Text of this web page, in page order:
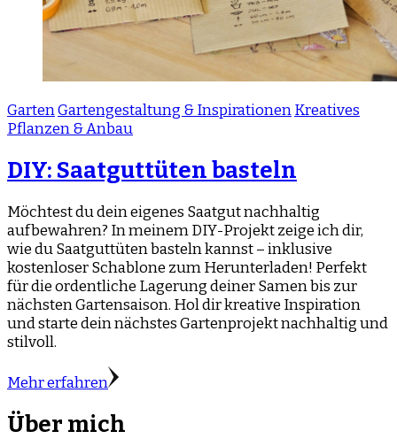
GartenGartengestaltung & InspirationenKreatives
Pflanzen & Anbau
DIY: Saatguttüten basteln
Möchtest du dein eigenes Saatgut nachhaltig
aufbewahren? In meinem DIY-Projekt zeige ich dir,
wie du Saatguttüten basteln kannst – inklusive
kostenloser Schablone zum Herunterladen! Perfekt
für die ordentliche Lagerung deiner Samen bis zur
nächsten Gartensaison. Hol dir kreative Inspiration
und starte dein nächstes Gartenprojekt nachhaltig und
stilvoll.
Mehr erfahren
Über mich